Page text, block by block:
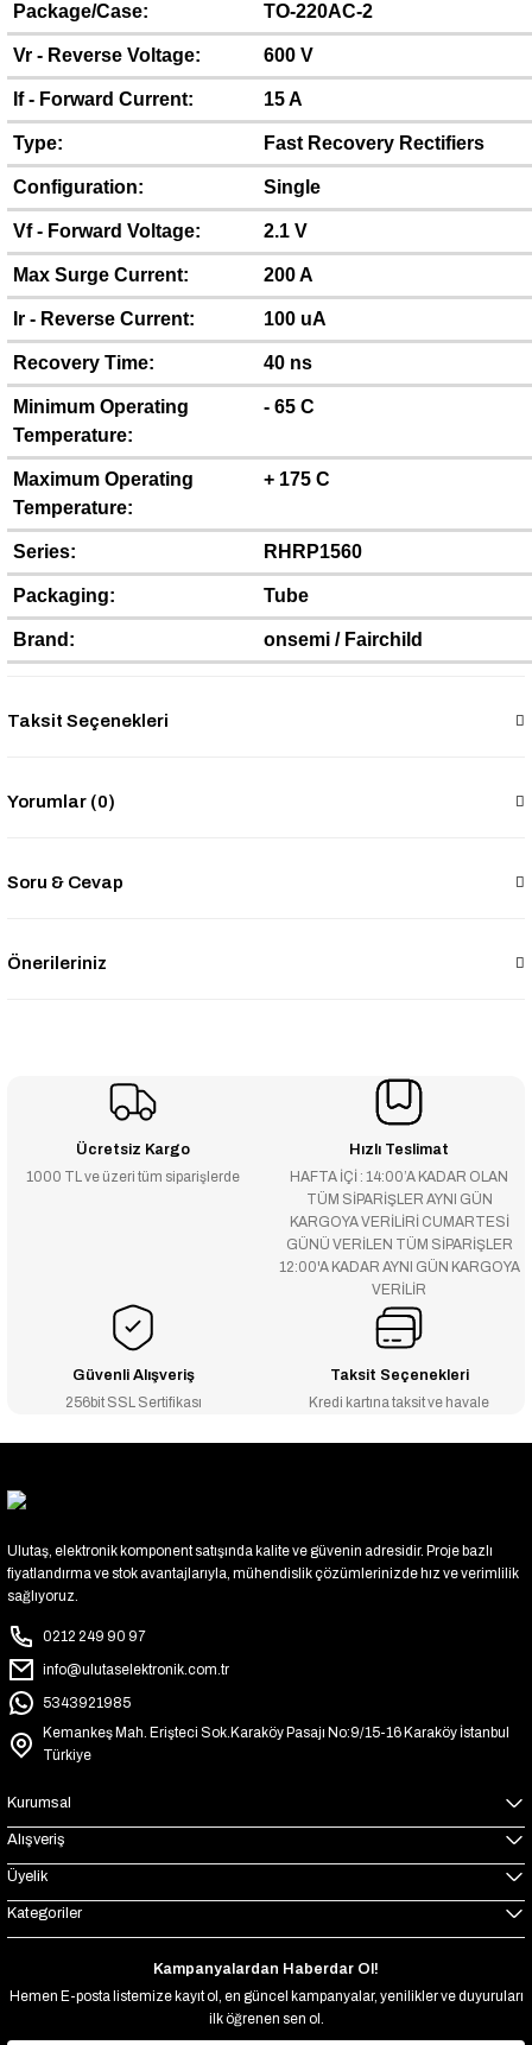
Package/Case: TO-220AC-2
Vr - Reverse Voltage: 600 V
If - Forward Current: 15 A
Type: Fast Recovery Rectifiers
Configuration: Single
Vf - Forward Voltage: 2.1 V
Max Surge Current: 200 A
Ir - Reverse Current: 100 uA
Recovery Time: 40 ns
Minimum Operating
Temperature:
- 65 C
Maximum Operating
Temperature:
+ 175 C
Series: RHRP1560
Packaging: Tube
Brand: onsemi / Fairchild
Taksit Seçenekleri
Yorumlar (0)
Soru & Cevap
Önerileriniz
Ücretsiz Kargo
1000 TL ve üzeri tüm siparişlerde
Hızlı Teslimat
HAFTA İÇİ : 14:00’A KADAR OLAN
TÜM SİPARİŞLER AYNI GÜN
KARGOYA VERİLİRİ CUMARTESİ
GÜNÜ VERİLEN TÜM SİPARİŞLER
12:00'A KADAR AYNI GÜN KARGOYA
VERİLİR
Güvenli Alışveriş
256bit SSL Sertifikası
Taksit Seçenekleri
Kredi kartına taksit ve havale
Ulutaş, elektronik komponent satışında kalite ve güvenin adresidir. Proje bazlı
fiyatlandırma ve stok avantajlarıyla, mühendislik çözümlerinizde hız ve verimlilik
sağlıyoruz.
0212 249 90 97
info@ulutaselektronik.com.tr
5343921985
Kemankeş Mah. Erişteci Sok.Karaköy Pasajı No:9/15-16 Karaköy İstanbul
Türkiye
Kurumsal
Alışveriş
Üyelik
Kategoriler
Kampanyalardan Haberdar Ol!
Hemen E-posta listemize kayıt ol, en güncel kampanyalar, yenilikler ve duyuruları
ilk öğrenen sen ol.